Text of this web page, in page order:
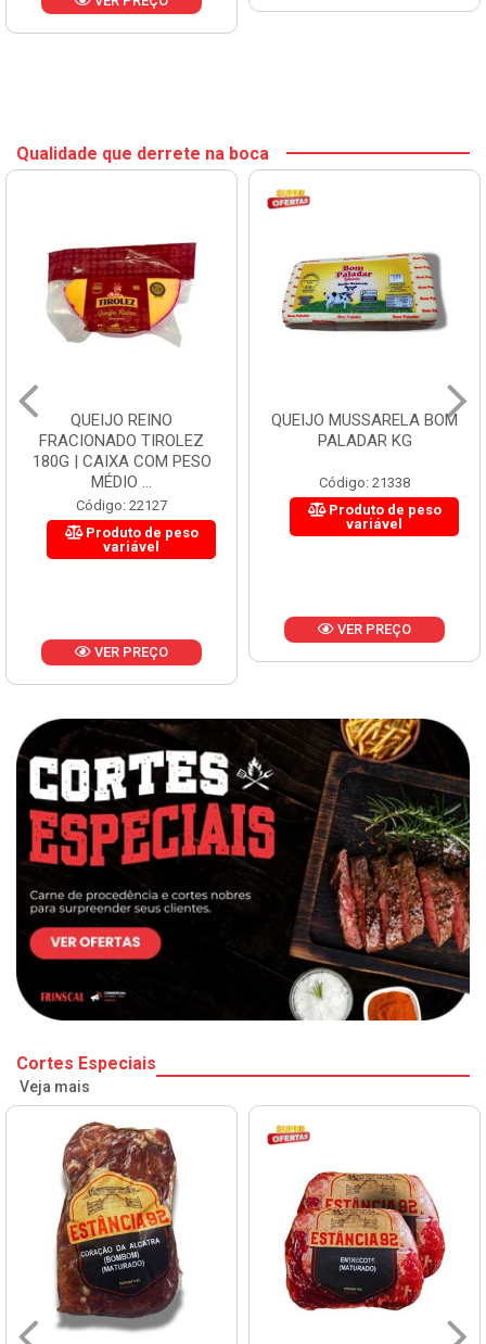
Qualidade que derrete na boca
QUEIJO REINO
FRACIONADO TIROLEZ
180G | CAIXA COM PESO
MÉDIO ...
Código: 22127
Produto de peso
variável
VER PREÇO
QUEIJO MUSSARELA BOM
PALADAR KG
Código: 21338
Produto de peso
variável
VER PREÇO
Cortes Especiais
Veja mais